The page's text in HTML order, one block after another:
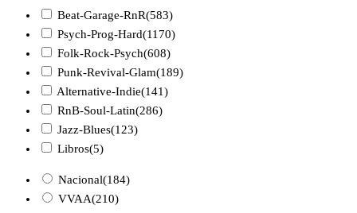
Beat-Garage-RnR(583)
Psych-Prog-Hard(1170)
Folk-Rock-Psych(608)
Punk-Revival-Glam(189)
Alternative-Indie(141)
RnB-Soul-Latin(286)
Jazz-Blues(123)
Libros(5)
Nacional(184)
VVAA(210)